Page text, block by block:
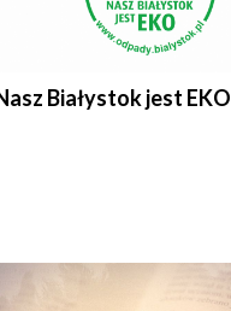
Białystok jest EKO